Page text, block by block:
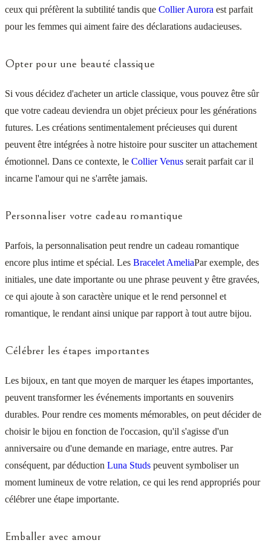
ceux qui préfèrent la subtilité tandis que Collier Aurora est parfait
pour les femmes qui aiment faire des déclarations audacieuses.
Opter pour une beauté classique
Si vous décidez d'acheter un article classique, vous pouvez être sûr
que votre cadeau deviendra un objet précieux pour les générations
futures. Les créations sentimentalement précieuses qui durent
peuvent être intégrées à notre histoire pour susciter un attachement
émotionnel. Dans ce contexte, le Collier Venus serait parfait car il
incarne l'amour qui ne s'arrête jamais.
Personnaliser votre cadeau romantique
Parfois, la personnalisation peut rendre un cadeau romantique
encore plus intime et spécial. Les Bracelet AmeliaPar exemple, des
initiales, une date importante ou une phrase peuvent y être gravées,
ce qui ajoute à son caractère unique et le rend personnel et
romantique, le rendant ainsi unique par rapport à tout autre bijou.
Célébrer les étapes importantes
Les bijoux, en tant que moyen de marquer les étapes importantes,
peuvent transformer les événements importants en souvenirs
durables. Pour rendre ces moments mémorables, on peut décider de
choisir le bijou en fonction de l'occasion, qu'il s'agisse d'un
anniversaire ou d'une demande en mariage, entre autres. Par
conséquent, par déduction Luna Studs peuvent symboliser un
moment lumineux de votre relation, ce qui les rend appropriés pour
célébrer une étape importante.
Emballer avec amour